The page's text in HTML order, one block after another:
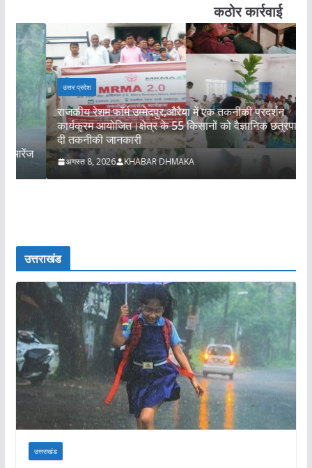
कठोर कार्रवाई
उत्तर प्रदेश
राजकीय रेशम फॉर्म उम्मेदपुर,औरैया में एक तकनीकी प्रदर्शन
कार्यक्रम आयोजित।क्षेत्र के 55 किसानों को वैज्ञानिक छत्रपाल ने
दी तकनीकी जानकारी
अगस्त 8, 2026 KHABAR DHMAKA
उत्तराखंड
उत्तराखंड